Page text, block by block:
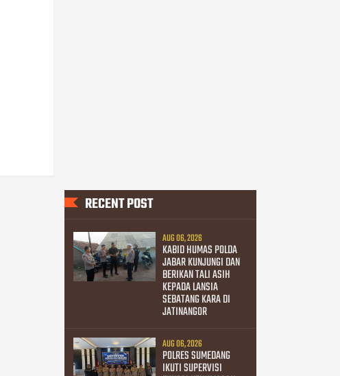
RECENT POST
AUG 06, 2026
KABID HUMAS POLDA
JABAR KUNJUNGI DAN
BERIKAN TALI ASIH
KEPADA LANSIA
SEBATANG KARA DI
JATINANGOR
AUG 06, 2026
POLRES SUMEDANG
IKUTI SUPERVISI